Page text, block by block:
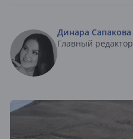
Динара Сапакова
Главный редактор